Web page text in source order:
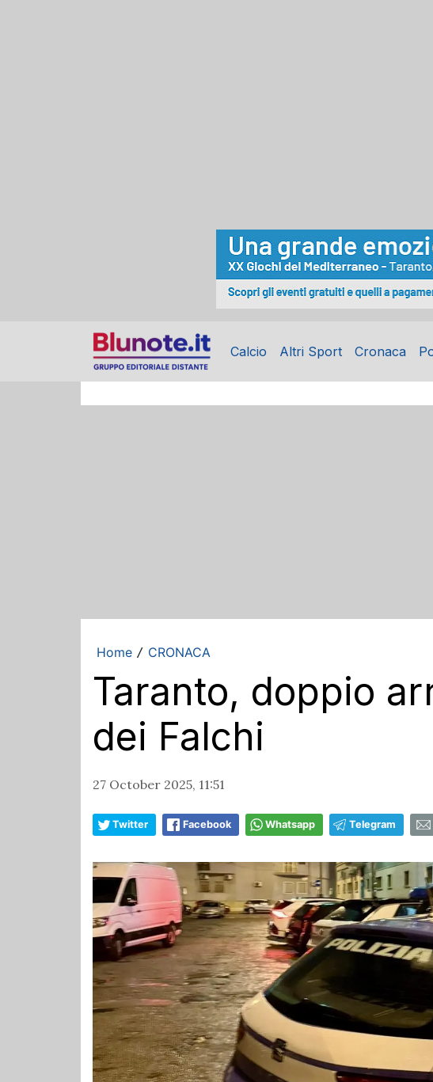
Calcio Altri Sport Cronaca
Home / CRONACA
Taranto, doppio
dei Falchi
27 October 2025, 11:51
Twitter Facebook Whatsapp Telegram